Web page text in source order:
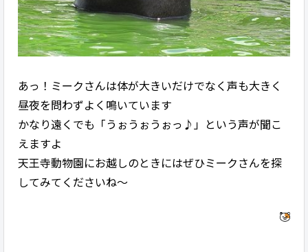
あっ！ミークさんは体が大きいだけでなく声も大きく
昼夜を問わずよく鳴いています
かなり遠くでも「うぉうぉうぉっ♪」という声が聞こ
えますよ
天王寺動物園にお越しのときにはぜひミークさんを探
してみてくださいね～